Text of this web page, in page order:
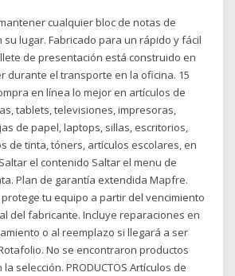
cualquier bloc de notas de
lugar. Fabricado para un rápido y fácil
de presentación está construido en
durante el transporte en la oficina. 15
en línea lo mejor en artículos de
tablets, televisiones, impresoras,
de papel, laptops, sillas, escritorios,
de tinta, tóners, artículos escolares, en
el contenido Saltar el menu de
Plan de garantía extendida Mapfre.
tu equipo a partir del vencimiento
del fabricante. Incluye reparaciones en
o al reemplazo si llegará a ser
No se encontraron productos
selección. PRODUCTOS Artículos de